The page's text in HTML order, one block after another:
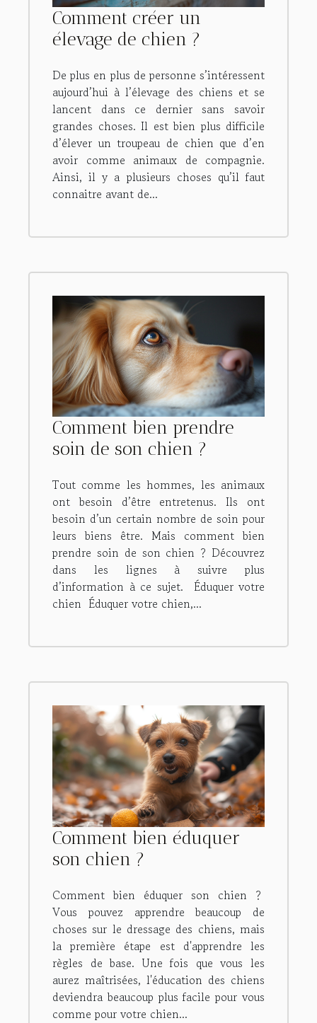
Comment créer un
élevage de chien ?
De plus en plus de personne s’intéressent
aujourd’hui à l’élevage des chiens et se
lancent dans ce dernier sans savoir
grandes choses. Il est bien plus difficile
d’élever un troupeau de chien que d’en
avoir comme animaux de compagnie.
Ainsi, il y a plusieurs choses qu’il faut
connaitre avant de...
Comment bien prendre
soin de son chien ?
Tout comme les hommes, les animaux
ont besoin d’être entretenus. Ils ont
besoin d’un certain nombre de soin pour
leurs biens être. Mais comment bien
prendre soin de son chien ? Découvrez
dans les lignes à suivre plus
d’information à ce sujet. Éduquer votre
chien Éduquer votre chien,...
Comment bien éduquer
son chien ?
Comment bien éduquer son chien ?
Vous pouvez apprendre beaucoup de
choses sur le dressage des chiens, mais
la première étape est d'apprendre les
règles de base. Une fois que vous les
aurez maîtrisées, l'éducation des chiens
deviendra beaucoup plus facile pour vous
comme pour votre chien...